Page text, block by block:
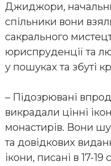
Джиджори,
спільники вони
сакрального
юриспруденції та
у пошуках та збуті
– Підозрювані
викрадали цінні
монастирів. Вони
та довідкових
ікони, писані в 17-19